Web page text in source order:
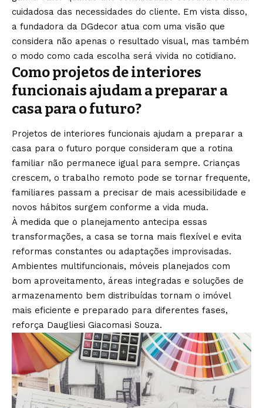
cuidadosa das necessidades do cliente. Em vista disso,
a fundadora da DGdecor atua com uma visão que
considera não apenas o resultado visual, mas também
o modo como cada escolha será vivida no cotidiano.
Como projetos de interiores
funcionais ajudam a preparar a
casa para o futuro?
Projetos de interiores funcionais ajudam a preparar a
casa para o futuro porque consideram que a rotina
familiar não permanece igual para sempre. Crianças
crescem, o trabalho remoto pode se tornar frequente,
familiares passam a precisar de mais acessibilidade e
novos hábitos surgem conforme a vida muda.
À medida que o planejamento antecipa essas
transformações, a casa se torna mais flexível e evita
reformas constantes ou adaptações improvisadas.
Ambientes multifuncionais, móveis planejados com
bom aproveitamento, áreas integradas e soluções de
armazenamento bem distribuídas tornam o imóvel
mais eficiente e preparado para diferentes fases,
reforça Daugliesi Giacomasi Souza.